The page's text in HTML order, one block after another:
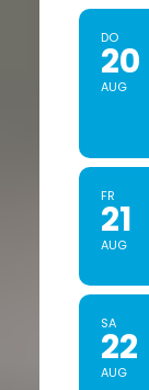
DO
20
AUG
FR
21
AUG
SA
22
AUG